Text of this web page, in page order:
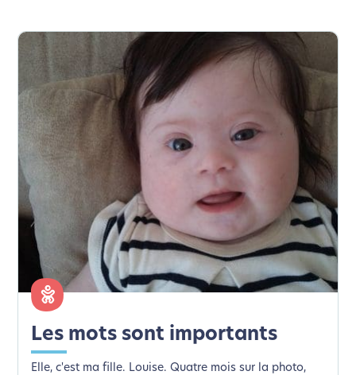
Les mots sont importants
Elle, c'est ma fille. Louise. Quatre mois sur la photo,